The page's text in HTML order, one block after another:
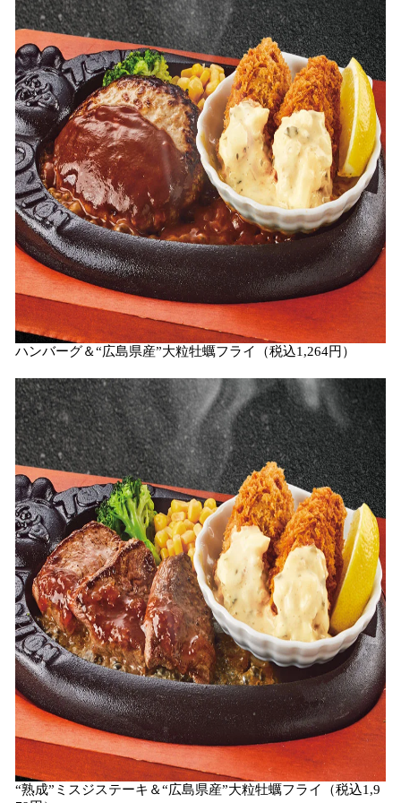
ハンバーグ＆“広島県産”大粒牡蠣フライ（税込1,264円）
“熟成”ミスジステーキ＆“広島県産”大粒牡蠣フライ（税込1,9